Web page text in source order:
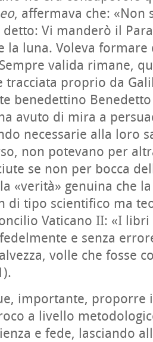
, affermava che: «Non
detto: Vi manderò il
la luna. Voleva
valida rimane,
tracciata proprio da
benedettino
avuto di mira a
necessarie alla loro
non potevano per
se non per bocca
«verità» genuina che
di tipo scientifico ma
Vaticano II: «I
e senza
volle che fosse
proporre
a livello
e fede, lasciando